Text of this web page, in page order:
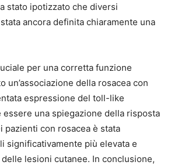
stato ipotizzato che diversi
ancora definita chiaramente una
per una corretta funzione
della rosacea con
espressione del toll-like
una spiegazione della risposta
pazienti con rosacea è stata
significativamente più elevata e
lesioni cutanee. In conclusione,